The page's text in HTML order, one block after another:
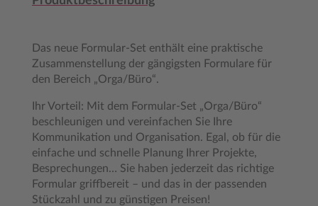
Das neue Formular-Set enthält eine praktische
Zusammenstellung der gängigsten Formulare für
den Bereich „Orga/Büro“.
Ihr Vorteil: Mit dem Formular-Set „Orga/Büro“
beschleunigen und vereinfachen Sie Ihre
Kommunikation und Organisation. Egal, ob für die
einfache und schnelle Planung Ihrer Projekte,
Besprechungen… Sie haben jederzeit das richtige
Formular griffbereit – und das in der passenden
Stückzahl und zu günstigen Preisen!